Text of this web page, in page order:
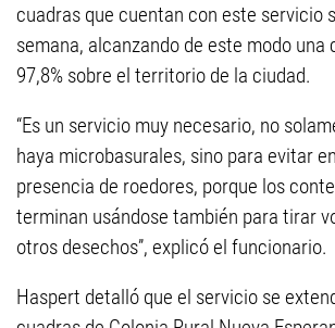
cuadras que cuentan con este servicio
semana, alcanzando de este modo una
97,8% sobre el territorio de la ciudad.
“Es un servicio muy necesario, no
haya microbasurales, sino para evitar
presencia de roedores, porque los
terminan usándose también para tirar
otros desechos”, explicó el funcionario.
Haspert detalló que el servicio se